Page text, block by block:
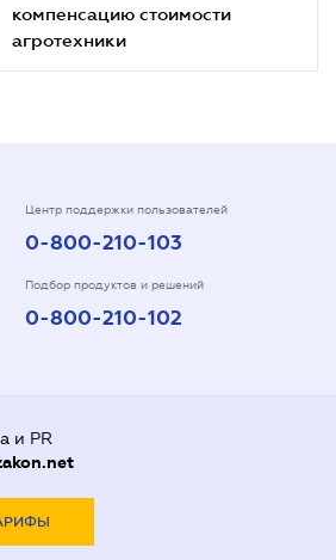
компенсацию стоимости
агротехники
Центр поддержки пользователей
0-800-210-103
Подбор продуктов и решений
0-800-210-102
и PR